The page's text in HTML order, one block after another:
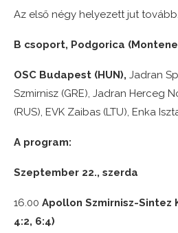
Az első négy helyezett jut tovább.
B csoport, Podgorica
OSC Budapest (HUN), Jadran
Szmirnisz (GRE), Jadran Herceg
(RUS), EVK Zaibas (LTU), Enka
A program:
Szeptember 22., szerda
16.00 Apollon Szmirnisz-Sintez
4:2, 6:4)